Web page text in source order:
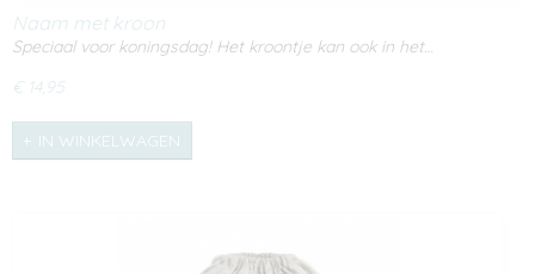
Naam met kroon
Speciaal voor koningsdag! Het kroontje kan ook in het…
€ 14,95
IN WINKELWAGEN